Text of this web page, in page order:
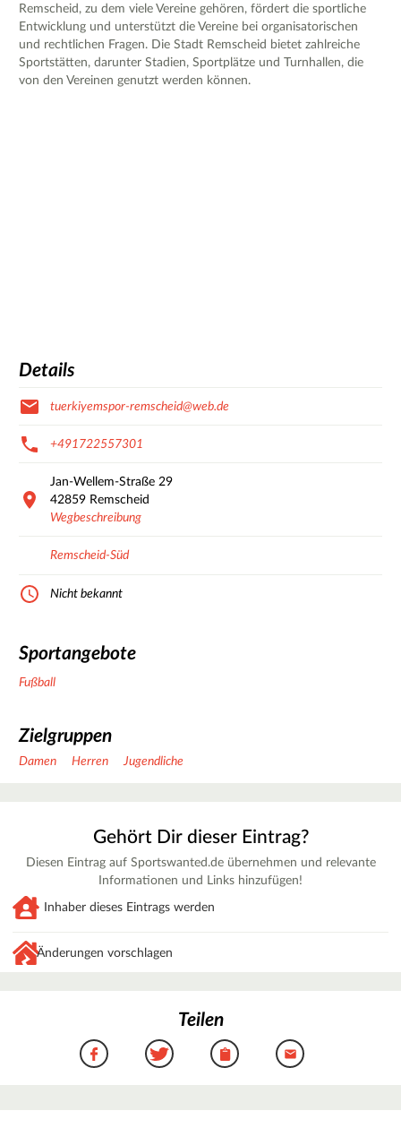
Remscheid, zu dem viele Vereine gehören, fördert die sportliche
Entwicklung und unterstützt die Vereine bei organisatorischen
und rechtlichen Fragen. Die Stadt Remscheid bietet zahlreiche
Sportstätten, darunter Stadien, Sportplätze und Turnhallen, die
von den Vereinen genutzt werden können.
Details
tuerkiyemspor-remscheid@web.de
+491722557301
Jan-Wellem-Straße 29
42859 Remscheid
Wegbeschreibung
Remscheid-Süd
Nicht bekannt
Sportangebote
Fußball
Zielgruppen
Damen Herren Jugendliche
Gehört Dir dieser Eintrag?
Diesen Eintrag auf Sportswanted.de übernehmen und relevante
Informationen und Links hinzufügen!
Inhaber dieses Eintrags werden
Änderungen vorschlagen
Teilen